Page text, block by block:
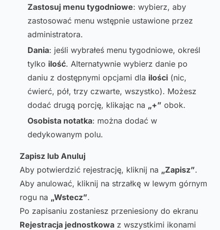
Zastosuj menu tygodniowe: wybierz, aby
zastosować menu wstępnie ustawione przez
administratora.
Dania: jeśli wybrałeś menu tygodniowe, określ
tylko ilość. Alternatywnie wybierz danie po
daniu z dostępnymi opcjami dla ilości (nic,
ćwierć, pół, trzy czwarte, wszystko). Możesz
dodać drugą porcję, klikając na „+” obok.
Osobista notatka: można dodać w
dedykowanym polu.
Zapisz lub Anuluj
Aby potwierdzić rejestrację, kliknij na „Zapisz”.
Aby anulować, kliknij na strzałkę w lewym górnym
rogu na „Wstecz”.
Po zapisaniu zostaniesz przeniesiony do ekranu
Rejestracja jednostkowa z wszystkimi ikonami